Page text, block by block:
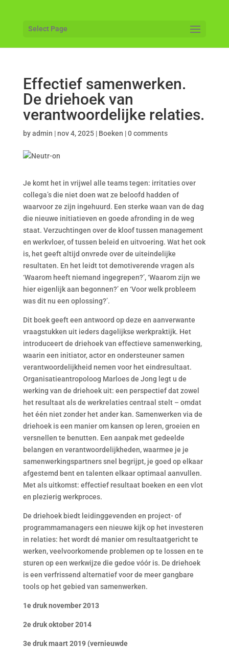
Select Page
Effectief samenwerken.
De driehoek van
verantwoordelijke relaties.
byadmin |nov 4, 2025| Boeken |0 comments
Je komt het in vrijwel alle teams tegen: irritaties over
collega’s die niet doen wat ze beloofd hadden of
waarvoor ze zijn ingehuurd. Een sterke waan van de dag
die nieuwe initiatieven en goede afronding in de weg
staat. Verzuchtingen over de kloof tussen management
en werkvloer, of tussen beleid en uitvoering. Wat het ook
is, het geeft altijd onvrede over de uiteindelijke
resultaten. En het leidt tot demotiverende vragen als
‘Waarom heeft niemand ingegrepen?’, ‘Waarom zijn we
hier eigenlijk aan begonnen?’ en ‘Voor welk probleem
was dit nu een oplossing?’.
Dit boek geeft een antwoord op deze en aanverwante
vraagstukken uit ieders dagelijkse werkpraktijk. Het
introduceert de driehoek van effectieve samenwerking,
waarin een initiator, actor en ondersteuner samen
verantwoordelijkheid nemen voor het eindresultaat.
Organisatieantropoloog Marloes de Jong legt u de
werking van de driehoek uit: een perspectief dat zowel
het resultaat als de werkrelaties centraal stelt – omdat
het één niet zonder het ander kan. Samenwerken via de
driehoek is een manier om kansen op leren, groeien en
versnellen te benutten. Een aanpak met gedeelde
belangen en verantwoordelijkheden, waarmee je je
samenwerkingspartners snel begrijpt, je goed op elkaar
afgestemd bent en talenten elkaar optimaal aanvullen.
Met als uitkomst: effectief resultaat boeken en een vlot
en plezierig werkproces.
De driehoek biedt leidinggevenden en project- of
programmamanagers een nieuwe kijk op het investeren
in relaties: het wordt dé manier om resultaatgericht te
werken, veelvoorkomende problemen op te lossen en te
sturen op een werkwijze die gedoe vóór is. De driehoek
is een verfrissend alternatief voor de meer gangbare
tools op het gebied van samenwerken.
1e druk november 2013
2e druk oktober 2014
3e druk maart 2019 (vernieuwde